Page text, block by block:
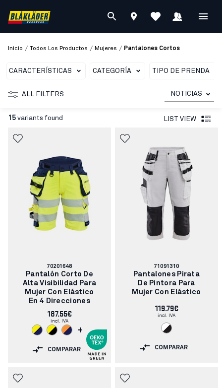
Inicio / Todos Los Productos / Mujeres / Pantalones Cortos
CARACTERÍSTICAS CATEGORÍA TIPO DE PRENDA
ALL FILTERS NOTICIAS
15 variants found LIST VIEW
Número
de
artículo:
70201648
Pantalón Corto De
Alta Visibilidad Para
Mujer Con Elástico
En 4 Direcciones
187.55€
incl. IVA
+
COMPARAR
Número
de
artículo:
71091310
Pantalones Pirata
De Pintora Para
Mujer Con Elástico
119.79€
incl. IVA
COMPARAR